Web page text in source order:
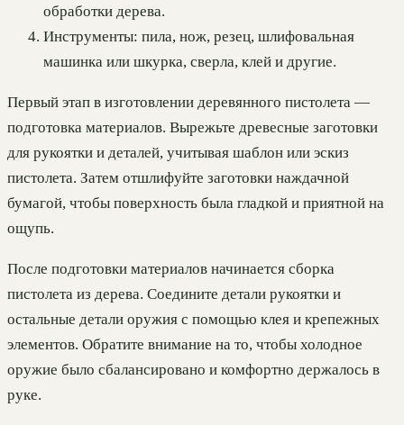
обработки дерева.
Инструменты: пила, нож, резец, шлифовальная
машинка или шкурка, сверла, клей и другие.
Первый этап в изготовлении деревянного пистолета —
подготовка материалов. Вырежьте древесные заготовки
для рукоятки и деталей, учитывая шаблон или эскиз
пистолета. Затем отшлифуйте заготовки наждачной
бумагой, чтобы поверхность была гладкой и приятной на
ощупь.
После подготовки материалов начинается сборка
пистолета из дерева. Соедините детали рукоятки и
остальные детали оружия с помощью клея и крепежных
элементов. Обратите внимание на то, чтобы холодное
оружие было сбалансировано и комфортно держалось в
руке.